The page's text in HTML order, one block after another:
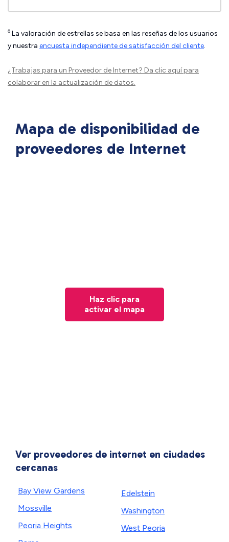
◊ La valoración de estrellas se basa en las reseñas de los usuarios
y nuestra encuesta independiente de satisfacción del cliente.
¿Trabajas para un Proveedor de Internet? Da clic aquípara
colaborar en la actualización de datos.
Mapa de disponibilidad de
proveedores de Internet
Haz clic para
activar el mapa
Ver proveedores de internet en ciudades
cercanas
Bay View Gardens
Mossville
Peoria Heights
Edelstein
Washington
West Peoria